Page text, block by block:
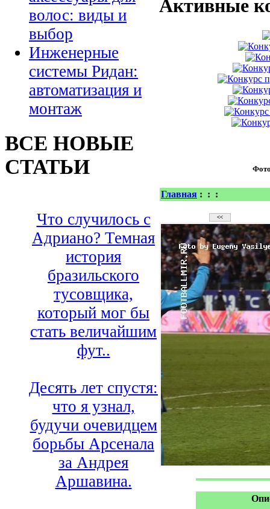
волос: виды и
выбор
Инженерные
системы Ридан:
автоматизация и
монтаж
ВСЕ НОВЫЕ
СТАТЬИ
Что случилось с
Адриано? Темная
история
бразильского
тусовщика,
который мог бы
стать величайшим
фут..
Десять лет спустя:
что я узнал,
будучи очевидцем
борьбы Арсенала
за Андрея
Аршавина.
Активные
Главная : : :